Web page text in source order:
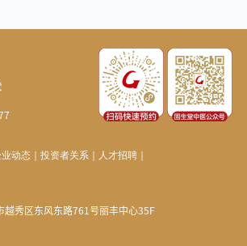
动态 投资者关系 人才招聘
越秀区东风东路761号丽丰中心35F